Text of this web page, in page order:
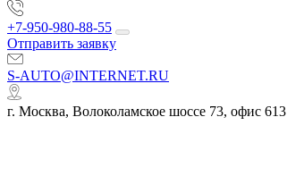
+7-950-980-88-55
Отправить заявку
S-AUTO@INTERNET.RU
г. Москва, Волоколамское шоссе 73, офис 613